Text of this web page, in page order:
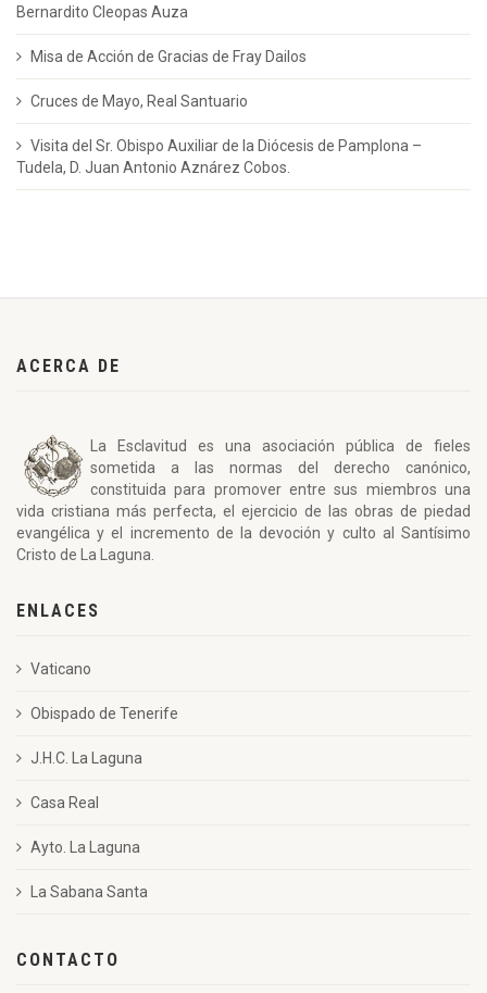
Bernardito Cleopas Auza
Misa de Acción de Gracias de Fray Dailos
Cruces de Mayo, Real Santuario
Visita del Sr. Obispo Auxiliar de la Diócesis de Pamplona –
Tudela, D. Juan Antonio Aznárez Cobos.
ACERCA DE
La Esclavitud es una asociación pública de fieles
sometida a las normas del derecho canónico,
constituida para promover entre sus miembros una
vida cristiana más perfecta, el ejercicio de las obras de piedad
evangélica y el incremento de la devoción y culto al Santísimo
Cristo de La Laguna.
ENLACES
Vaticano
Obispado de Tenerife
J.H.C. La Laguna
Casa Real
Ayto. La Laguna
La Sabana Santa
CONTACTO